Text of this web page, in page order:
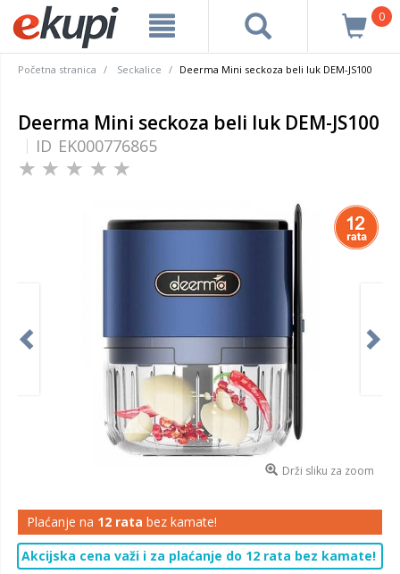
0
Početna stranica Seckalice Deerma Mini seckoza beli luk DEM-JS100
Deerma Mini seckoza beli luk DEM-JS100
ID EK000776865
Drži sliku za zoom
Plaćanje na 12 rata bez kamate!
Akcijska cena važi i za plaćanje do 12 rata bez kamate!